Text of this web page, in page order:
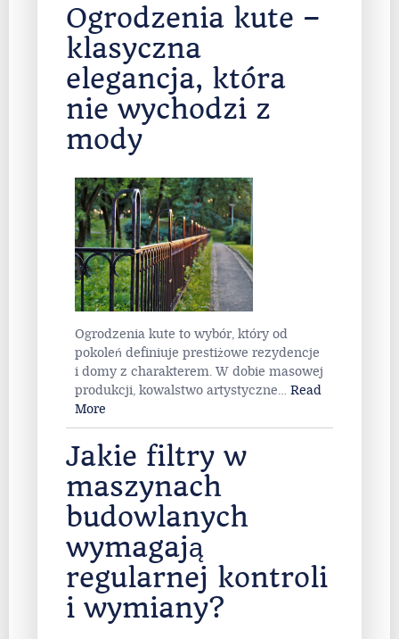
Ogrodzenia kute –
klasyczna
elegancja, która
nie wychodzi z
mody
Ogrodzenia kute to wybór, który od
pokoleń definiuje prestiżowe rezydencje
i domy z charakterem. W dobie masowej
produkcji, kowalstwo artystyczne… Read
More
Jakie filtry w
maszynach
budowlanych
wymagają
regularnej kontroli
i wymiany?